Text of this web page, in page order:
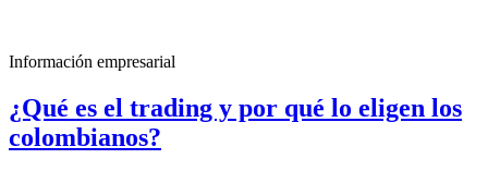
Información empresarial
¿Qué es el trading y por qué lo eligen los
colombianos?